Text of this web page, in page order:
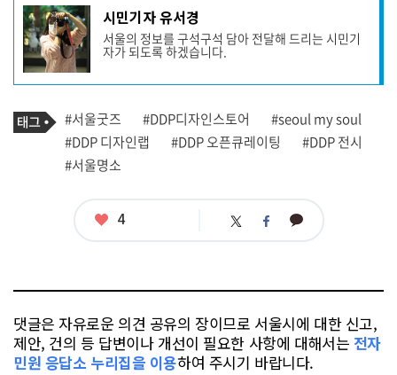
기
사
작
성
자
프
필
시민기자 유서경
서울의 정보를 구석구석 담아 전달해 드리는 시민기
자가 되도록 하겠습니다.
기
사
관
련
태
태
그
#서울굿즈 #DDP디자인스토어
#seoul my soul
#DDP 디자인랩
#DDP 오픈큐레이팅
#DDP 전시
#서울명소
좋
4 트 페 카
댓글은 자유로운 의견 공유의 장이므로 서울시에 대한 신고,
제안, 건의 등 답변이나 개선이 필요한 사항에 대해서는 전자
민원 응답소 누리집을 이용하여 주시기 바랍니다.